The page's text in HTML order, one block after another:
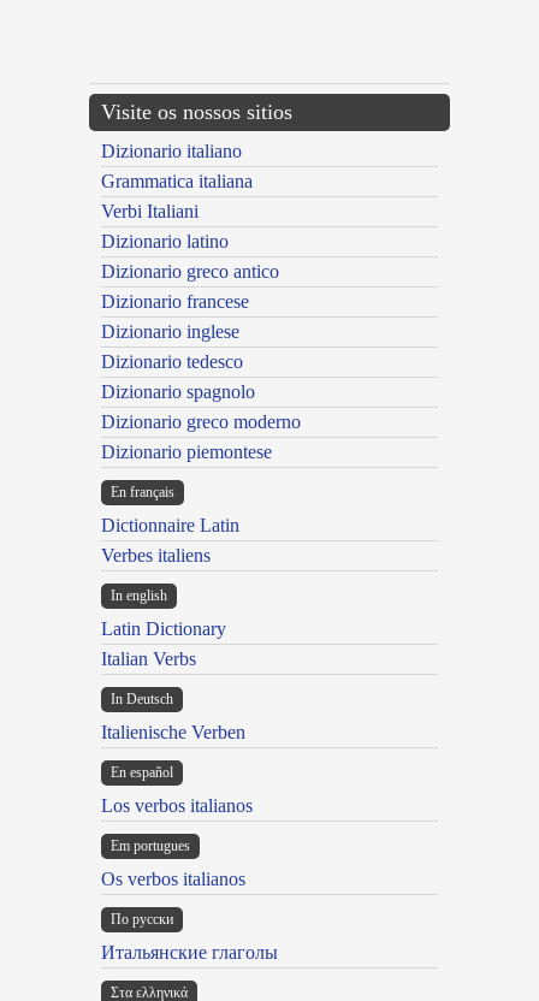
Visite os nossos sitios
Dizionario italiano
Grammatica italiana
Verbi Italiani
Dizionario latino
Dizionario greco antico
Dizionario francese
Dizionario inglese
Dizionario tedesco
Dizionario spagnolo
Dizionario greco moderno
Dizionario piemontese
En français
Dictionnaire Latin
Verbes italiens
In english
Latin Dictionary
Italian Verbs
In Deutsch
Italienische Verben
En español
Los verbos italianos
Em portugues
Os verbos italianos
По русски
Итальянские глаголы
Στα ελληνικά